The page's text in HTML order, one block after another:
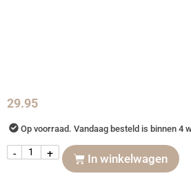
29.95
Op voorraad. Vandaag besteld is binnen 4
- + In winkelwagen